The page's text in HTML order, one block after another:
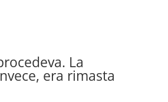
La
era rimasta